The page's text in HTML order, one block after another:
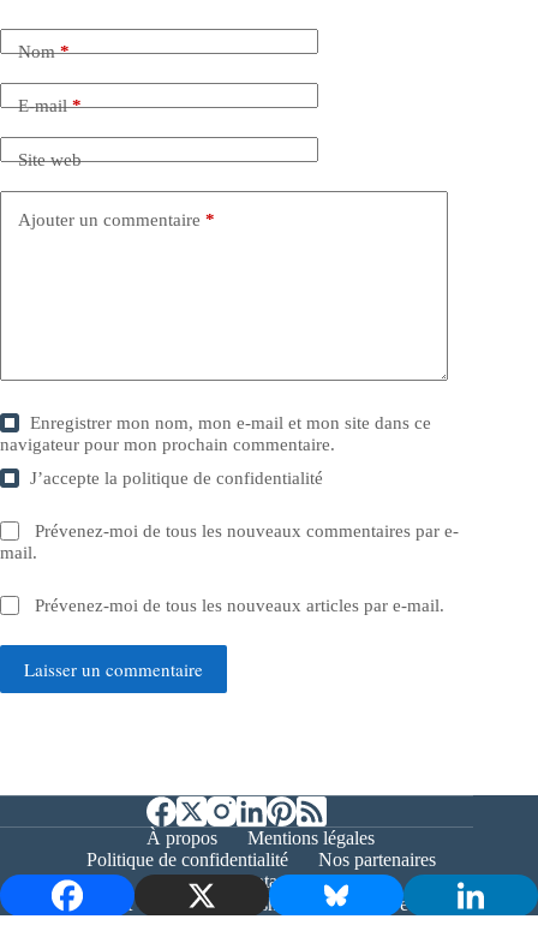
Nom*
E-mail*
Site web
Ajouter un commentaire *
Enregistrer mon nom, mon e-mail et mon site dans ce
navigateur pour mon prochain commentaire.
J’accepte lapolitique de confidentialité
Prévenez-moi de tous les nouveaux commentaires par e-
mail.
Prévenez-moi de tous les nouveaux articles par e-mail.
Laisser un commentaire
À propos
Mentions légales
Politique de confidentialité
Nos partenaires
Contact
Copyright © 2026 - Bernieshoot.fr Journal Web